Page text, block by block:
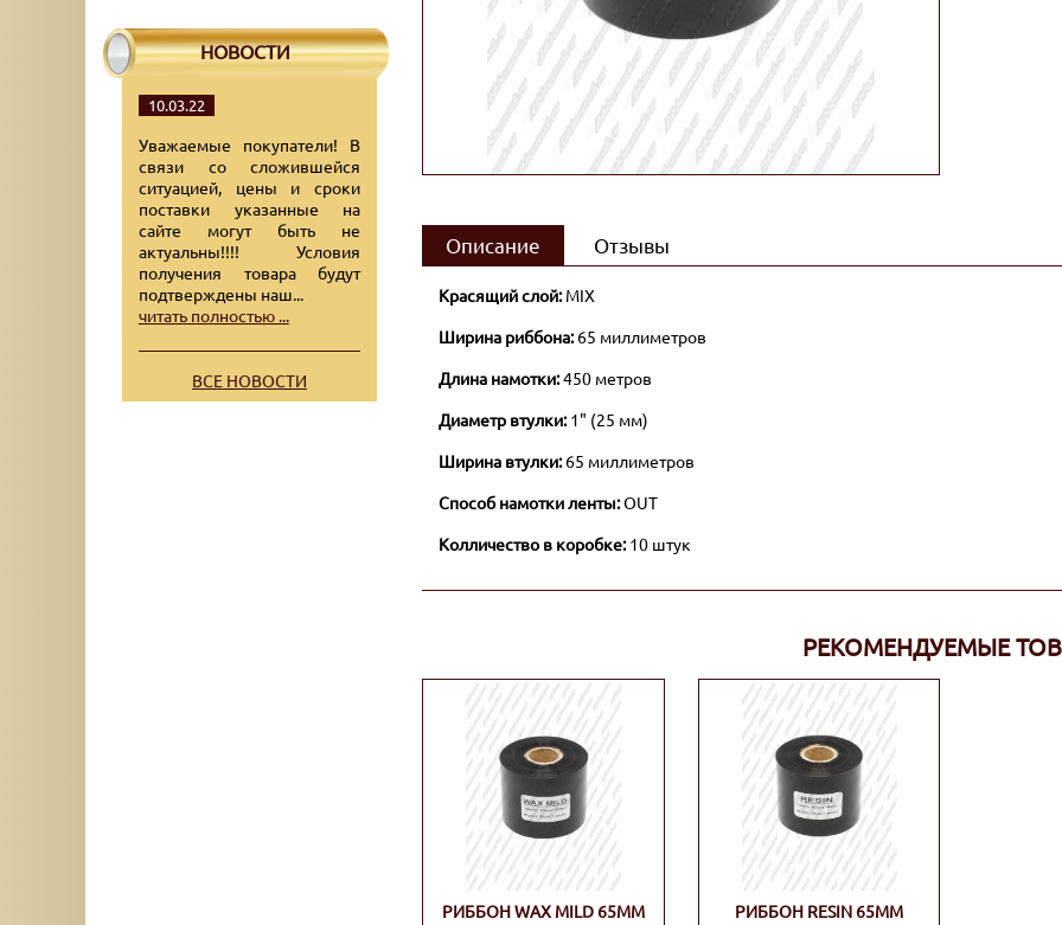
НОВОСТИ
10.03.22
Уважаемые покупатели! В
связи со сложившейся
ситуацией, цены и сроки
поставки указанные на
сайте могут быть не
актуальны!!!! Условия
получения товара будут
подтверждены наш...
читать полностью ...
ВСЕ НОВОСТИ
Описание Отзывы
Красящий слой:MIX
Ширина риббона:65 миллиметров
Длина намотки:450 метров
Диаметр втулки:1" (25 мм)
Ширина втулки:65 миллиметров
Способ намотки ленты:OUT
Колличество в коробке:10 штук
РЕКОМЕНДУЕМЫЕ
РИББОН WAX MILD 65ММ
РИББОН RESIN 65ММ